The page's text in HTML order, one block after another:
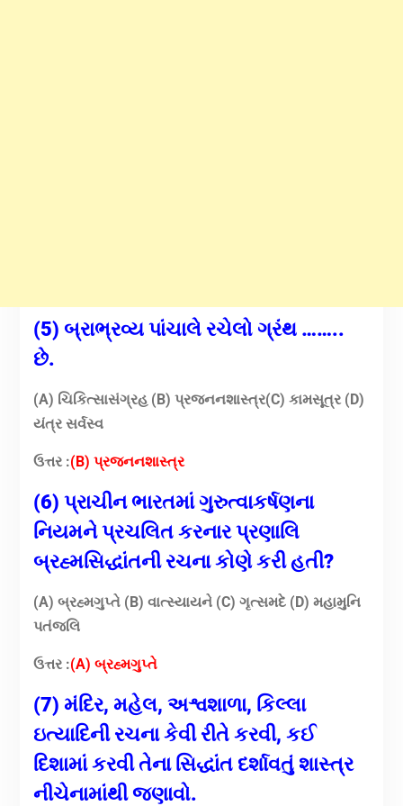
(5) બ્રાભ્રવ્ય પાંચાલે રચેલો ગ્રંથ ……..
છે.
(A) ચિકિત્સાસંગ્રહ (B) પ્રજનનશાસ્ત્ર(C) કામસૂત્ર (D)
યંત્ર સર્વસ્વ
ઉત્તર :(B) પ્રજનનશાસ્ત્ર
(6) પ્રાચીન ભારતમાં ગુરુત્વાકર્ષણના
નિયમને પ્રચલિત કરનાર પ્રણાલિ
બ્રહ્મસિદ્ધાંતની રચના કોણે કરી હતી?
(A) બ્રહ્મગુપ્તે (B) વાત્સ્યાયને (C) ગૃત્સમદે (D) મહામુનિ
પતંજલિ
ઉત્તર :(A) બ્રહ્મગુપ્તે
(7) મંદિર, મહેલ, અશ્વશાળા, કિલ્લા
ઇત્યાદિની રચના કેવી રીતે કરવી, કઈ
દિશામાં કરવી તેના સિદ્ધાંત દર્શાવતું શાસ્ત્ર
નીચેનામાંથી જણાવો.